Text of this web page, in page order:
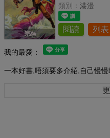
完結
類別： 港漫
閱讀 列表
我的最愛：
一本好書,唔須要多介紹,自己慢慢